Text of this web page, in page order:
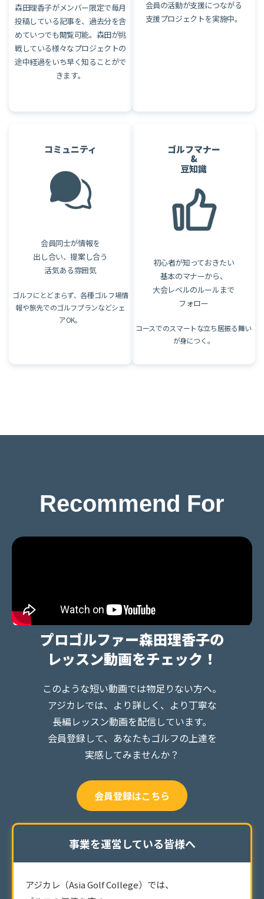
森田理香子がメンバー限定で毎月
投稿している記事を、過去分を含
めていつでも閲覧可能。森田が挑
戦している様々なプロジェクトの
途中経過をいち早く知ることがで
きます。
会員の活動が支援につながる
支援プロジェクトを実施中。
コミュニティ
会員同士が情報を
出し合い、提案し合う
活気ある雰囲気
ゴルフにとどまらず、各種ゴルフ場情
報や旅先でのゴルフプランなどシェ
アOK。
ゴルフマナー
&
豆知識
初心者が知っておきたい
基本のマナーから、
大会レベルのルールまで
フォロー
コースでのスマートな立ち居振る舞い
が身につく。
Recommend For
プロゴルファー森田理香子の
レッスン動画をチェック！
このような短い動画では物足りない方へ。
アジカレでは、より詳しく、より丁寧な
長編レッスン動画を配信しています。
会員登録して、あなたもゴルフの上達を
実感してみませんか？
会員登録はこちら
事業を運営している皆様へ
アジカレ（Asia Golf College）では、